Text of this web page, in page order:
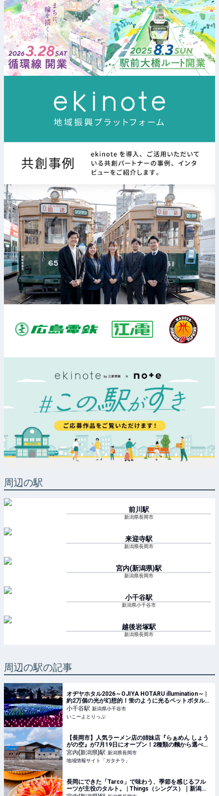
周辺の駅
前川 駅
新潟県長岡市
来迎寺駅
新潟県長岡市
宮内(新潟県)駅
新潟県長岡市
小千谷駅
新潟県小千谷市
越後岩塚駅
新潟県長岡市
周辺の駅の記事
オヂヤホタル2026～OJIYA HOTARU illumination～ |
約2万個の光が幻想的！蛍のように光るペットボタルイ
ルミ「オヂヤホタル2026」が新潟・小千谷でスタート
| 新潟県小千谷市 | いこーよとりっぷ
小千谷駅 新潟県小千谷市
いこーよとりっぷ
【長岡市】人気ラーメン店の姉妹店『らぁめん しょう
がの空』が7月19日にオープン！2種類の麵から選べる
「炙りブラックらぁめん」を食べに行こう♪ - ガタチラ
｜みんなでつくる街メディア
宮内(新潟県)駅 新潟県長岡市
地域情報サイト「ガタチラ」
長岡にできた「Tarco」で味わう、季節を感じるフル
ーツが主役のタルト。 | Things（シングス）｜新潟の